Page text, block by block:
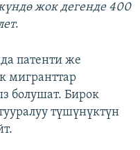
жок дегенде 400
.
патенти же
мигранттар
болушат. Бирок
түшүнүктүн